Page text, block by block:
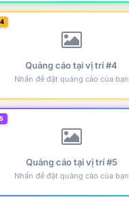
Quảng cáo tại vị trí #4
Nhấn để đặt quảng cáo của bạn
Quảng cáo tại vị trí #5
Nhấn để đặt quảng cáo của bạn